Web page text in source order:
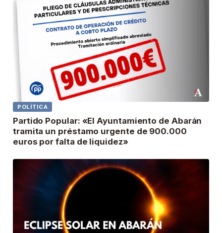
POLÍTICA
Partido Popular: «El Ayuntamiento de Abarán
tramita un préstamo urgente de 900.000
euros por falta de liquidez»